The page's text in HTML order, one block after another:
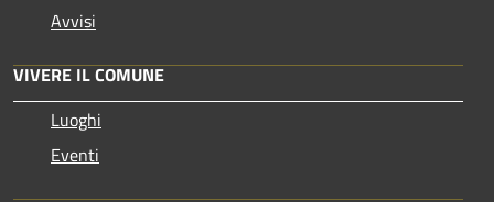
Avvisi
VIVERE IL COMUNE
Luoghi
Eventi